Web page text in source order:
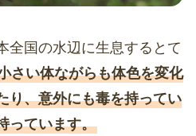
全国の水辺に生息するとて
さい体ながらも体色を変化
り、意外にも毒を持ってい
っています。